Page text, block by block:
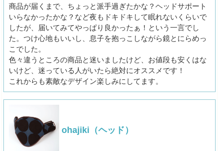
商品が届くまで、ちょっと派手過ぎたかな？ヘッドサポート
いらなかったかな？など夜もドキドキして眠れないくらいで
したが、届いてみてやっぱり良かったぁ！という一言でし
た。つけ心地もいいし、息子を抱っこしながら鏡とにらめっ
こでした。
色々違うところの商品と迷いましたけど、お値段も安くはな
いけど、迷っている人がいたら絶対にオススメです！
これからも素敵なデザイン楽しみにしてます。
ohajiki（ヘッド）